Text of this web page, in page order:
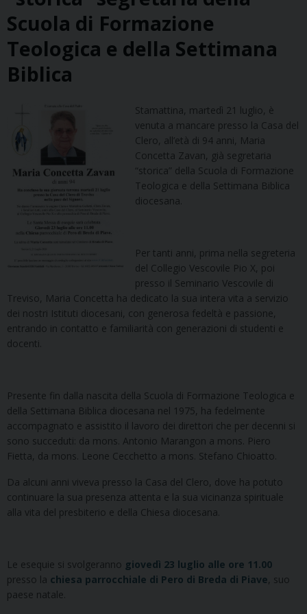
Scuola di Formazione
Teologica e della Settimana
Biblica
Stamattina, martedì 21 luglio, è
venuta a mancare presso la Casa del
Clero, all’età di 94 anni, Maria
Concetta Zavan, già segretaria
“storica” della Scuola di Formazione
Teologica e della Settimana Biblica
diocesana.
Per tanti anni, prima nella segreteria
del Collegio Vescovile Pio X, poi
presso il Seminario Vescovile di
Treviso, Maria Concetta ha dedicato la sua intera vita a servizio
dei nostri Istituti diocesani, con generosa fedeltà e passione,
entrando in contatto e familiarità con generazioni di studenti e
docenti.
Presente fin dalla nascita della Scuola di Formazione Teologica e
della Settimana Biblica diocesana nel 1975, ha fedelmente
accompagnato e assistito il lavoro dei direttori che per decenni si
sono succeduti: da mons. Antonio Marangon a mons. Piero
Fietta, da mons. Leone Cecchetto a mons. Stefano Chioatto.
Da alcuni anni viveva presso la Casa del Clero, dove ha potuto
continuare la sua presenza attenta e la sua vicinanza spirituale
alla vita del presbiterio e della Chiesa diocesana.
Le esequie si svolgeranno giovedì 23 luglio alle ore 11.00
presso la chiesa parrocchiale di Pero di Breda di Piave, suo
paese natale.